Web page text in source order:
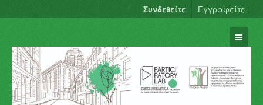
Συνδεθείτε Εγγραφείτε